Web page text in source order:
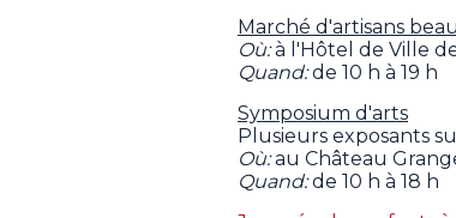
Marché d'artisans
Où:à l'Hôtel de Ville
Quand:de 10 h à 19 h
Symposium d'arts
Plusieurs exposants
Où:au Château
Quand:de 10 h à 18 h